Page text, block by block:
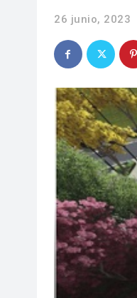
26 junio, 2023